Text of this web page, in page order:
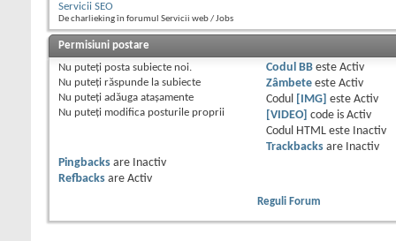
Servicii SEO
De charlieking în forumul Servicii web / Jobs
Permisiuni postare
Nu puteţi posta subiecte noi.
Nu puteţi răspunde la subiecte
Nu puteţi adăuga ataşamente
Nu puteţi modifica posturile proprii
Codul BBeste Activ
Zâmbeteeste Activ
Codul
[IMG] este Activ
[VIDEO]
code is Activ
Codul HTML este
Inactiv
Trackbacksare
Inactiv
Pingbacks are
Inactiv
Refbacks are Activ
Reguli Forum